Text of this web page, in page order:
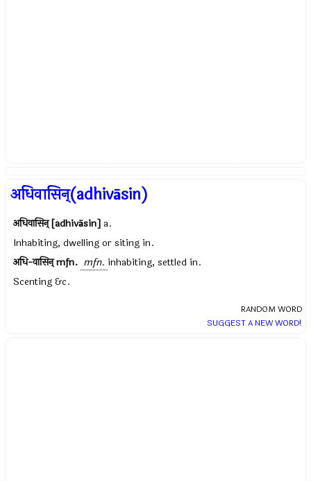
अधिवासिन्(adhivāsin)
अधिवासिन् [adhivāsin] a.
Inhabiting, dwelling or siting in.
अधि-वासिन्mfn. mfn. inhabiting, settled in.
Scenting &c.
RANDOM WORD
SUGGEST A NEW WORD!